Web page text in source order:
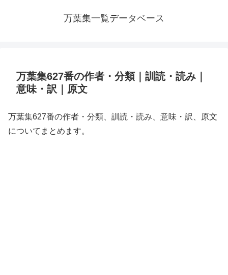
万葉集一覧データベース
万葉集627番の作者・分類｜訓読・読み｜
意味・訳｜原文
万葉集627番の作者・分類、訓読・読み、意味・訳、原文
についてまとめます。